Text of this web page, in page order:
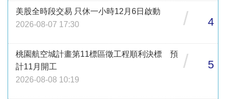
美股全時段交易 只休一小時12月6日啟動
2026-08-07 17:30
/ 4
桃園航空城計畫第11標區徵工程順利決標 預
計11月開工
2026-08-08 10:19
/ 5